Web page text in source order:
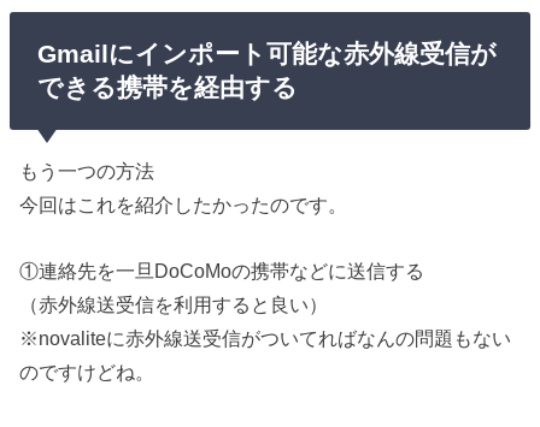
Gmailにインポート可能な赤外線受信が
できる携帯を経由する
もう一つの方法
今回はこれを紹介したかったのです。
①連絡先を一旦DoCoMoの携帯などに送信する
（赤外線送受信を利用すると良い）
※novaliteに赤外線送受信がついてればなんの問題もない
のですけどね。